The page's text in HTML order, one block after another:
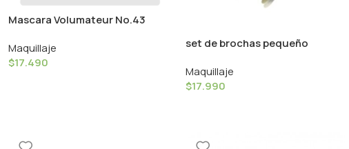
Mascara Volumateur No.43
Caramel‎
Maquillaje
$17.490
set de brochas pequeño
Maquillaje
$17.990